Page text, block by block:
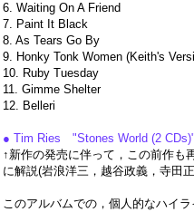
6. Waiting On A Friend
7. Paint It Black
8. As Tears Go By
9. Honky Tonk Women (Keith's
10. Ruby Tuesday
11. Gimme Shelter
12. Belleri
● Tim Ries "Stones World (2
↑新作の発売に伴って，この前作も
に解説(岩浪洋三，越谷政義，寺田
このアルバムでの，個人的なハイ